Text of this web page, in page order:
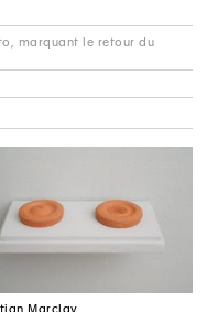
marquant le retour du
Marclay